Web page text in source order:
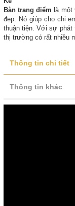
Bàn trang điểm là một
đẹp. Nó giúp cho chị
thuận tiện. Với sự phát
thị trường có rất nhiều
Thông tin chi tiết
Thông tin khác